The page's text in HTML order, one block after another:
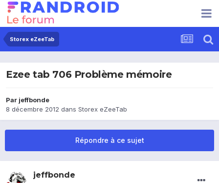
Storex eZeeTab
Ezee tab 706 Problème mémoire
Par jeffbonde
8 décembre 2012 dans Storex eZeeTab
Répondre à ce sujet
jeffbonde